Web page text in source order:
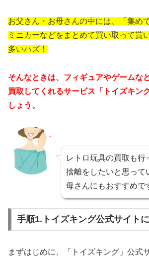
お父さん・お母さんの中には、「集め
ミニカーなどをまとめて買い取って貰
多いハズ！
そんなときは、フィギュアやゲームな
買取してくれるサービス「トイズキン
しょう。
レトロ玩具の買取も行
捨離をしたいと思って
母さんにもおすすめで
手順1.トイズキング公式サイト
まずはじめに、「トイズキング」公式